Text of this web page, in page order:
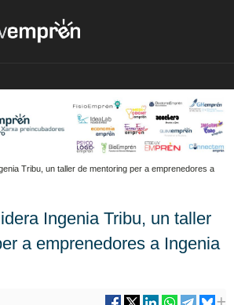
Tribu, un taller de mentoring per a emprenedores a
Ingenia Tribu, un taller
a emprenedores a Ingenia